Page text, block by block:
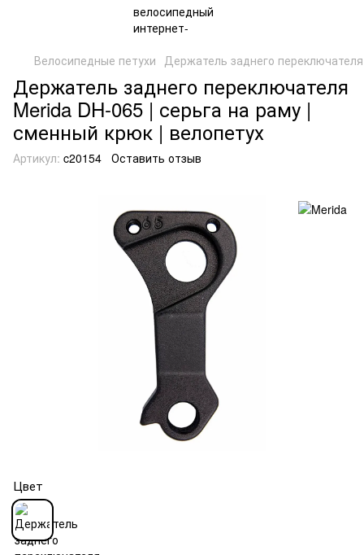
Велосипедные петухи Держатель заднего
Держатель заднего переключателя
Merida DH-065 | серьга на раму |
сменный крюк | велопетух
Артикул: c20154 Оставить отзыв
Цвет